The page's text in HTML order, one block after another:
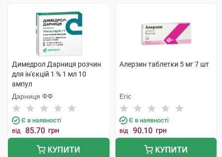
Димедрол Дарниця розчин
для ін'єкцій 1 % 1 мл 10
ампул
Дарниця ФФ
Є в наявності
від 85.70 грн
КУПИТИ
Алерзин таблетки 5 мг 7 шт
Егіс
Є в наявності
від 90.10 грн
КУПИТИ